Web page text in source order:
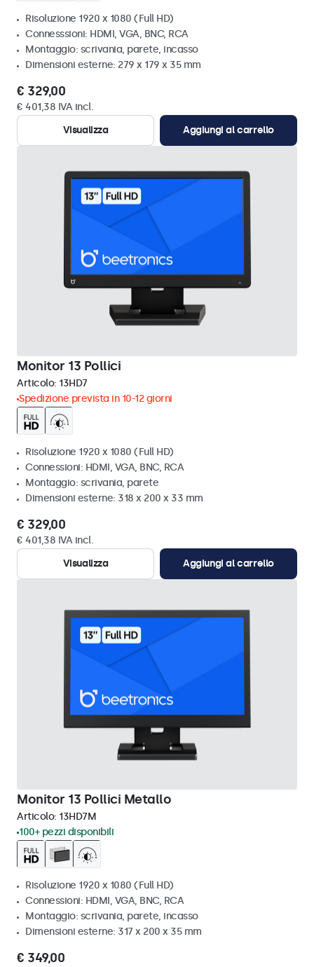
Risoluzione 1920 x 1080 (Full HD)
Connesssioni: HDMI, VGA, BNC, RCA
Montaggio: scrivania, parete, incasso
Dimensioni esterne: 279 x 179 x 35 mm
€ 329,00
€ 401,38 IVA incl.
Visualizza
Aggiungi al carrello
Monitor 13 Pollici
Articolo: 13HD7
Spedizione prevista in 10-12 giorni
Risoluzione 1920 x 1080 (Full HD)
Connessioni: HDMI, VGA, BNC, RCA
Montaggio: scrivania, parete
Dimensioni esterne: 318 x 200 x 33 mm
€ 329,00
€ 401,38 IVA incl.
Visualizza
Aggiungi al carrello
Monitor 13 Pollici Metallo
Articolo: 13HD7M
100+ pezzi disponibili
Risoluzione 1920 x 1080 (Full HD)
Connessioni: HDMI, VGA, BNC, RCA
Montaggio: scrivania, parete, incasso
Dimensioni esterne: 317 x 200 x 35 mm
€ 349,00